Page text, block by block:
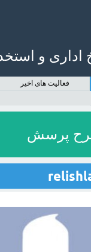
و
فعالیت های اخیر
پرسش